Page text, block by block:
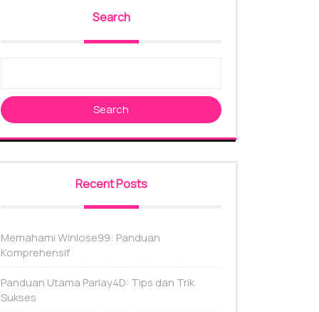
Search
Search
Recent Posts
Memahami Winlose99: Panduan
Komprehensif
Panduan Utama Parlay4D: Tips dan Trik
Sukses